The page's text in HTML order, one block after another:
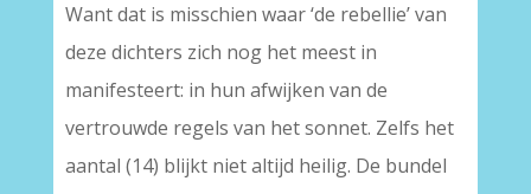
Want dat is misschien waar ‘de rebellie’ van
deze dichters zich nog het meest in
manifesteert: in hun afwijken van de
vertrouwde regels van het sonnet. Zelfs het
aantal (14) blijkt niet altijd heilig. De bundel